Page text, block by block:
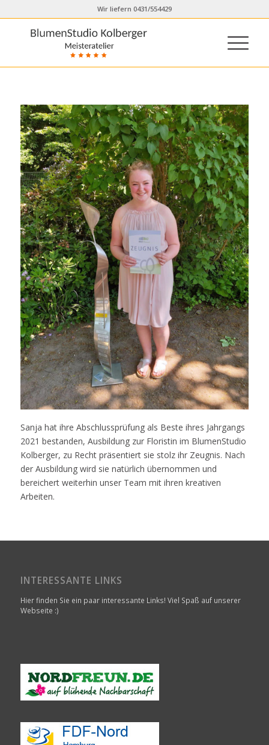
Wir liefern 0431/554429
Sanja hat ihre Abschlussprüfung als Beste ihres Jahrgangs
2021 bestanden, Ausbildung zur Floristin im BlumenStudio
Kolberger, zu Recht präsentiert sie stolz ihr Zeugnis. Nach
der Ausbildung wird sie natürlich übernommen und
bereichert weiterhin unser Team mit ihren kreativen
Arbeiten.
INTERESSANTE LINKS
Hier finden Sie ein paar interessante Links! Viel Spaß auf unserer
Webseite :)